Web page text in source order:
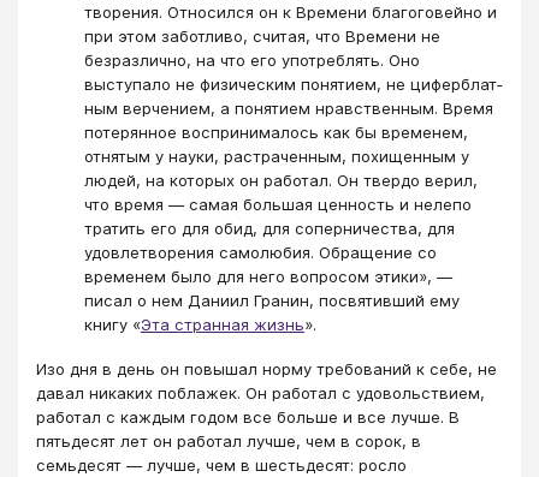
творения. Относился он к Времени бла­гоговейно и
при этом заботливо, считая, что Вре­мени не
безразлично, на что его употреблять. Оно
выступало не физическим понятием, не циферблат­
ным верчением, а понятием нравствен­ным. Время
потерянное воспринималось как бы временем,
отнятым у науки, растраченным, похи­щенным у
людей, на которых он работал. Он твердо верил,
что время — самая большая цен­ность и нелепо
тратить его для обид, для со­перничества, для
удовлетворения самолюбия. Обращение со
временем было для него вопросом этики», —
писал о нем Даниил Гранин, посвятивший ему
книгу «Эта странная жизнь».
Изо дня в день он повышал норму требований к себе, не
давал никаких поблажек. Он работал с удовольствием,
работал с каждым годом все больше и все лучше. В
пятьдесят лет он работал лучше, чем в сорок, в
семьдесят — лучше, чем в шестьдесят: росло